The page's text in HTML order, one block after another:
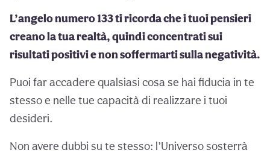
L’angelo numero 133 ti ricorda che i tuoi pensieri
creano la tua realtà, quindi concentrati sui
risultati positivi e non soffermarti sulla negatività.
Puoi far accadere qualsiasi cosa se hai fiducia in te
stesso e nelle tue capacità di realizzare i tuoi
desideri.
Non avere dubbi su te stesso: l’Universo sosterrà